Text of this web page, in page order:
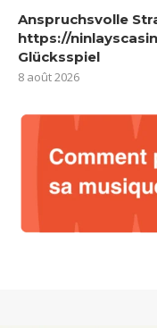
Anspruchsvolle
https://
Glücksspiel
8 août 2026